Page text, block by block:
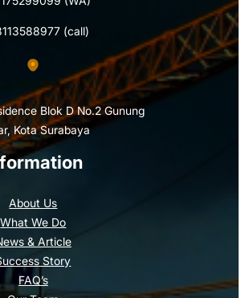
About Us
What We Do
& Article
Story
FAQ’s
(call)
Blok D No.2 Gunung
Kota Surabaya